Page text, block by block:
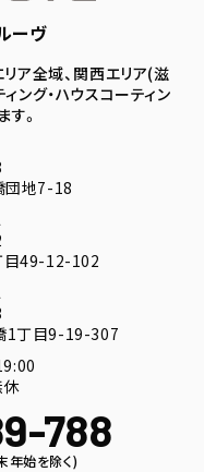
ーヴ
ア全域、関西エリア(滋
ング・ハウスコーティン
す。
団地7-18
目49-12-102
1丁目9-19-307
休
788
始を除く)